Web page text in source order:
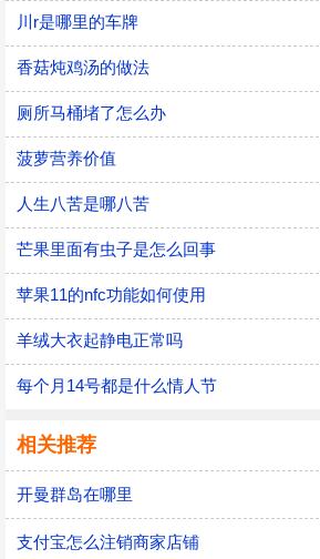
川r是哪里的车牌
香菇炖鸡汤的做法
厕所马桶堵了怎么办
菠萝营养价值
人生八苦是哪八苦
芒果里面有虫子是怎么回事
苹果11的nfc功能如何使用
羊绒大衣起静电正常吗
每个月14号都是什么情人节
相关推荐
开曼群岛在哪里
支付宝怎么注销商家店铺